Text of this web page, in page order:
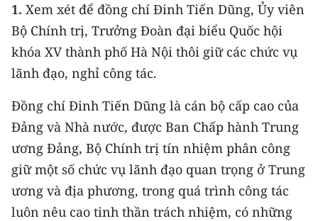
THỂ THAO
GIÁO DỤC
Y TẾ
KHOA HỌC - CÔNG NGHỆ
MÔI TRƯỜNG
BẠN ĐỌC
1. Xem xét để đồng chí Đinh Tiến Dũng, Ủy viên
Bộ Chính trị, Trưởng Đoàn đại biểu Quốc hội
khóa XV thành phố Hà Nội thôi giữ các chức vụ
lãnh đạo, nghỉ công tác.
Đồng chí Đinh Tiến Dũng là cán bộ cấp cao của
Đảng và Nhà nước, được Ban Chấp hành Trung
ương Đảng, Bộ Chính trị tín nhiệm phân công
giữ một số chức vụ lãnh đạo quan trọng ở Trung
ương và địa phương, trong quá trình công tác
luôn nêu cao tinh thần trách nhiệm, có những